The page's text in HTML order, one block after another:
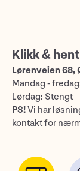
Klikk & hent
Lørenveien 68,
Mandag -
Lørdag: Stengt
PS!Vi har
kontakt for